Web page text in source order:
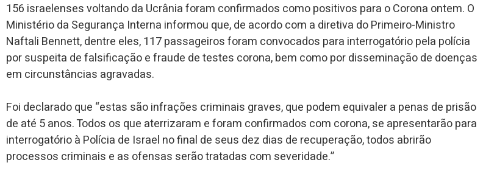
156 israelenses voltando da Ucrânia foram confirmados como positivos para o Corona ontem. O
Ministério da Segurança Interna informou que, de acordo com a diretiva do Primeiro-Ministro
Naftali Bennett, dentre eles, 117 passageiros foram convocados para interrogatório pela polícia
por suspeita de falsificação e fraude de testes corona, bem como por disseminação de doenças
em circunstâncias agravadas.
Foi declarado que “estas são infrações criminais graves, que podem equivaler a penas de prisão
de até 5 anos. Todos os que aterrizaram e foram confirmados com corona, se apresentarão para
interrogatório à Polícia de Israel no final de seus dez dias de recuperação, todos abrirão
processos criminais e as ofensas serão tratadas com severidade.”